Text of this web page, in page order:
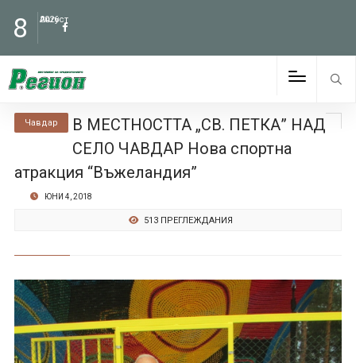
8 Август
2026
Чавдар
В МЕСТНОСТТА „СВ. ПЕТКА” НАД
СЕЛО ЧАВДАР Нова спортна
атракция “Въжеландия”
ЮНИ 4, 2018
513 ПРЕГЛЕЖДАНИЯ